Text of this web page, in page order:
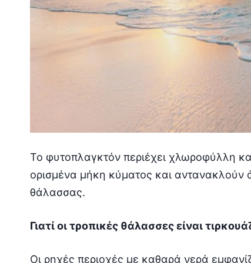
Το φυτοπλαγκτόν περιέχει χλωροφύλλη
ορισμένα μήκη κύματος και αντανακλούν
θάλασσας.
Γιατί οι τροπικές θάλασσες είναι
Οι ρηχές περιοχές με καθαρά νερά